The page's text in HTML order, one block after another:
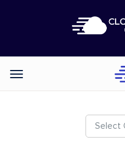
Categories
Select